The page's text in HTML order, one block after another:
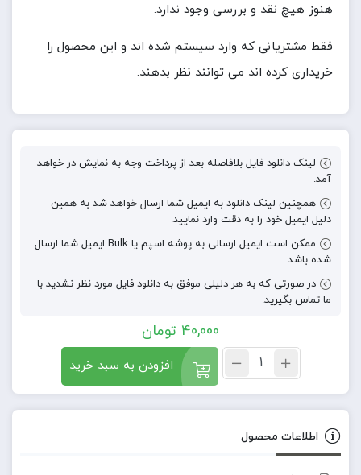
هنوز هیچ نقد و بررسی وجود ندارد.
فقط مشتریانی که وارد سیستم شده اند و این محصول را
خریداری کرده اند می توانند نظر بدهند.
لینک دانلود فایل بلافاصله بعد از پرداخت وجه به نمایش در خواهد
آمد.
همچنین لینک دانلود به ایمیل شما ارسال خواهد شد به همین
دلیل ایمیل خود را به دقت وارد نمایید.
ممکن است ایمیل ارسالی به پوشه اسپم یا Bulk ایمیل شما ارسال
شده باشد.
در صورتی که به هر دلیلی موفق به دانلود فایل مورد نظر نشدید با
ما تماس بگیرید.
40,000 تومان
افزودن به سبد خرید
اطلاعات محصول